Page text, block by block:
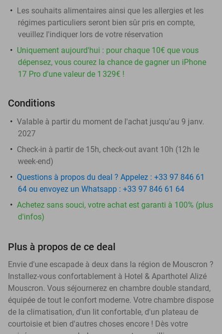
Les souhaits alimentaires ainsi que les allergies et les
régimes particuliers seront bien sûr pris en compte,
veuillez l'indiquer lors de votre réservation
Uniquement aujourd'hui : pour chaque 10€ que vous
dépensez, vous courez la chance de gagner un iPhone
17 Pro d'une valeur de 1 329€ !
Conditions
Valable à partir du moment de l'achat jusqu'au 9 janv.
2027
Check-in à partir de 15h, check-out avant 10h (12h le
week-end)
Questions à propos du deal ? Appelez : +33 97 846 61
64 ou envoyez un Whatsapp : +33 97 846 61 64
Achetez sans souci, votre achat est garanti à 100% (plus
d'infos)
Plus à propos de ce deal
Envie d'une escapade à deux dans la région de Mouscron ?
Installez-vous confortablement à Hotel & Aparthotel Alizé
Mouscron. Vous séjournerez en chambre double standard,
équipée de tout le confort moderne. Votre chambre dispose
de la climatisation, d'un lit confortable, d'un plateau de
courtoisie et bien d'autres choses encore ! Dès votre